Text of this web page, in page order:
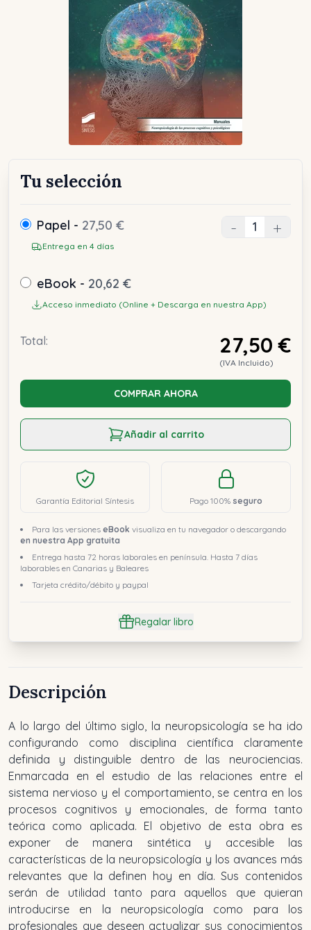
Tu selección
Papel - 27,50 €
Entrega en 4 días
- +
eBook - 20,62 €
Acceso inmediato (Online + Descarga en nuestra App)
Total: 27,50 €
(IVA Incluido)
COMPRAR AHORA
Añadir al carrito
Garantía Editorial Síntesis Pago 100% seguro
Para las versiones eBook visualiza en tu navegador o descargando
en nuestra App gratuita
Entrega hasta 72 horas laborales en península. Hasta 7 días
laborables en Canarias y Baleares
Tarjeta crédito/débito y paypal
Regalar libro
Descripción
A lo largo del último siglo, la neuropsicología se ha ido
configurando como disciplina científica claramente
definida y distinguible dentro de las neurociencias.
Enmarcada en el estudio de las relaciones entre el
sistema nervioso y el comportamiento, se centra en los
procesos cognitivos y emocionales, de forma tanto
teórica como aplicada. El objetivo de esta obra es
exponer de manera sintética y accesible las
características de la neuropsicología y los avances más
relevantes que la definen hoy en día. Sus contenidos
serán de utilidad tanto para aquellos que quieran
introducirse en la neuropsicología como para los
profesionales que deseen actualizar sus conocimientos